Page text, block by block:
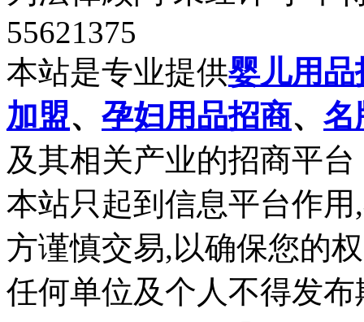
55621375
本站是专业提供婴儿用品
加盟、 孕妇用品招商、 名
及其相关产业的招商平台
本站只起到信息平台作
方谨慎交易,以确保您的
任何单位及个人不得发